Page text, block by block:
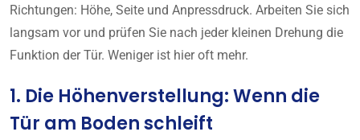
Richtungen: Höhe, Seite und Anpressdruck. Arbeiten Sie sich
langsam vor und prüfen Sie nach jeder kleinen Drehung die
Funktion der Tür. Weniger ist hier oft mehr.
1. Die Höhenverstellung: Wenn die
Tür am Boden schleift